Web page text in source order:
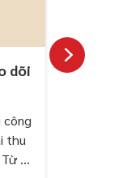
dõi
thu
sổ